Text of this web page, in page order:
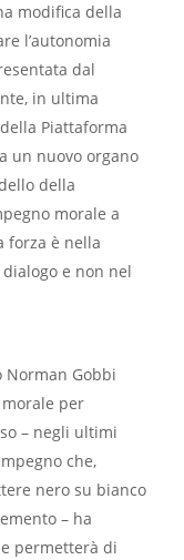
modifica della
l’autonomia
dal
in ultima
Piattaforma
un nuovo organo
della
morale a
forza è nella
e non nel
Norman Gobbi
per
– negli ultimi
che,
nero su bianco
– ha
permetterà di